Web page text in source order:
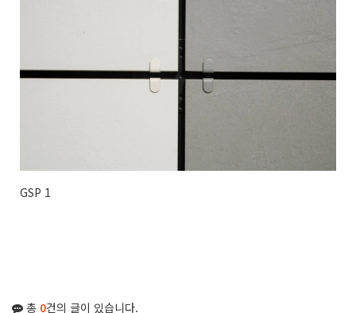
GSP 1
총 0건의 글이 있습니다.